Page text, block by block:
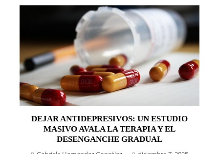
DEJAR ANTIDEPRESIVOS: UN ESTUDIO
MASIVO AVALA LA TERAPIA Y EL
DESENGANCHE GRADUAL